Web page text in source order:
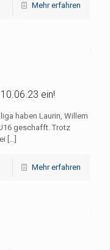
Mehr erfahren
ein!
haben Laurin, Willem
geschafft. Trotz
[…]
Mehr erfahren